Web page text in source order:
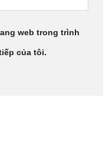
web trong trình
của tôi.